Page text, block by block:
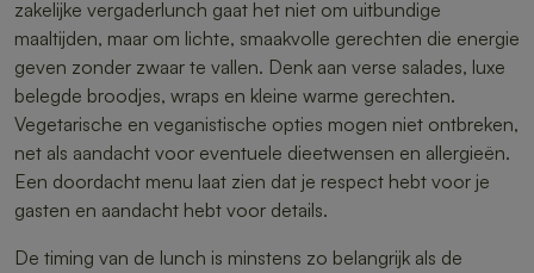
zakelijke vergaderlunch gaat het niet om uitbundige
maaltijden, maar om lichte, smaakvolle gerechten die energie
geven zonder zwaar te vallen. Denk aan verse salades, luxe
belegde broodjes, wraps en kleine warme gerechten.
Vegetarische en veganistische opties mogen niet ontbreken,
net als aandacht voor eventuele dieetwensen en allergieën.
Een doordacht menu laat zien dat je respect hebt voor je
gasten en aandacht hebt voor details.
De timing van de lunch is minstens zo belangrijk als de